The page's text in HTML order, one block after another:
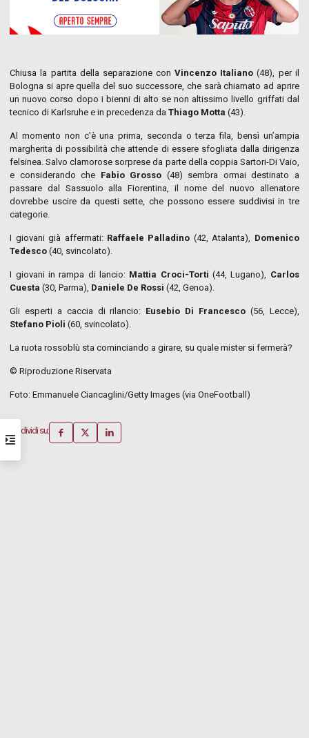
Chiusa la partita della separazione conVincenzo Italiano (48), per il
Bologna si apre quella del suo successore, che sarà chiamato ad aprire
un nuovo corso dopo i bienni di alto se non altissimo livello griffati dal
tecnico di Karlsruhe e in precedenza daThiago Motta (43).
Al momento non c’è una prima, seconda o terza fila, bensì un’ampia
margherita di possibilità che attende di essere sfogliata dalla dirigenza
felsinea. Salvo clamorose sorprese da parte della coppia Sartori-Di Vaio,
e considerando che Fabio Grosso (48) sembra ormai destinato a
passare dal Sassuolo alla Fiorentina, il nome del nuovo allenatore
dovrebbe uscire da questi sette, che possono essere suddivisi in tre
categorie.
I giovani già affermati: Raffaele Palladino (42, Atalanta), Domenico
Tedesco (40, svincolato).
I giovani in rampa di lancio: Mattia Croci-Torti (44, Lugano), Carlos
Cuesta (30, Parma), Daniele De Rossi (42, Genoa).
Gli esperti a caccia di rilancio: Eusebio Di Francesco (56, Lecce),
Stefano Pioli (60, svincolato).
La ruota rossoblù sta cominciando a girare, su quale mister si fermerà?
© Riproduzione Riservata
Foto: Emmanuele Ciancaglini/Getty Images (via OneFootball)
Condividi su: